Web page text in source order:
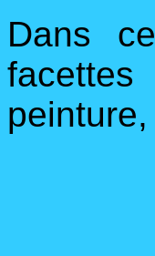
Dans